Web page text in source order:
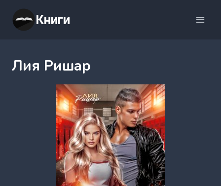
содержимому
Книги
Лия Ришар